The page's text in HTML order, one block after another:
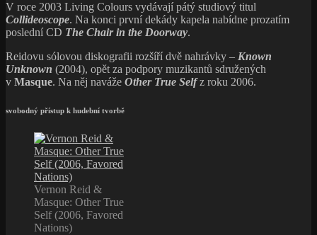
V roce 2003 Living Colours vydávají pátý studiový titul
Collideoscope. Na konci první dekády kapela nabídne prozatím
poslední CD The Chair in the Doorway.
Reidovu sólovou diskografii rozšíří dvě nahrávky – Known
Unknown (2004), opět za podpory muzikantů sdružených
v Masque. Na něj naváže Other True Selfz roku 2006.
svobodný přístup k hudební tvorbě
Vernon Reid &
Masque: Other True
Self (2006, Favored
Nations)